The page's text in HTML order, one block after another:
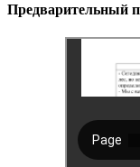
Предварительный